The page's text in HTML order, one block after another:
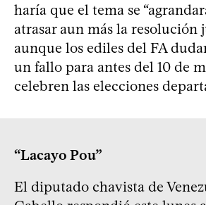
haría que el tema se
atrasar aun más la resolución
aunque los ediles del FA
un fallo para antes del 10 de
celebren las elecciones
“Lacayo Pou”
El diputado chavista de